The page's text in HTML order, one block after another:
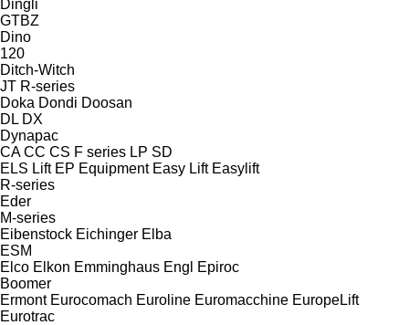
Dingli
GTBZ
Dino
120
Ditch-Witch
JT R-series
Doka Dondi Doosan
DL DX
Dynapac
CA CC CS F series LP SD
ELS Lift EP Equipment Easy Lift Easylift
R-series
Eder
M-series
Eibenstock Eichinger Elba
ESM
Elco Elkon Emminghaus Engl
Epiroc
Boomer
Ermont Eurocomach Euroline Euromacchine EuropeLift
Eurotrac